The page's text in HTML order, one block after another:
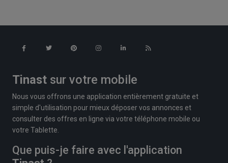
Tinast sur votre mobile
Nous vous offrons une application entièrement gratuite et
simple d'utilisation pour mieux déposer vos annonces et
consulter des offres en ligne via votre téléphone mobile ou
votre Tablette.
Que puis-je faire avec l'application